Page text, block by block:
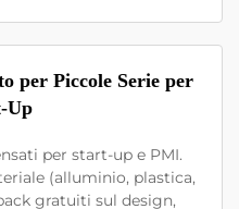
per Piccole Serie per
Up
per start-up e PMI.
(alluminio, plastica,
gratuiti sul design,